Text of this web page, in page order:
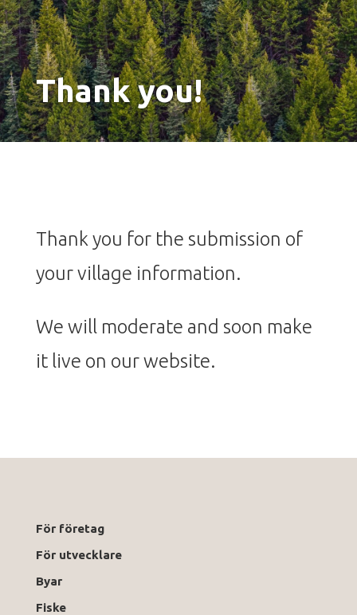
Thank you!
Thank you for the submission of
your village information.
We will moderate and soon make
it live on our website.
För företag
För utvecklare
Byar
Fiske